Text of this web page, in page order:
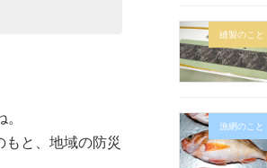
と、地域の防災
縫製のこと
漁網のこと